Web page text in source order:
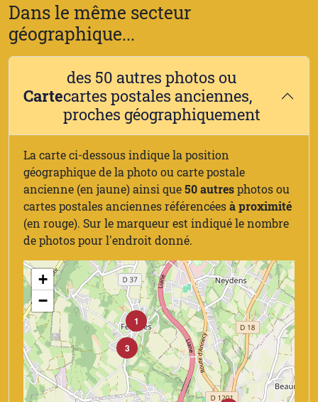
Dans le même secteur
géographique...
Carte
des 50 autres photos ou
cartes postales anciennes,
proches géographiquement
La carte ci-dessous indique la position
géographique de la photo ou carte postale
ancienne (en jaune) ainsi que50 autresphotos ou
cartes postales anciennes référencéesà proximité
(en rouge). Sur le marqueur est indiqué le nombre
de photos pour l'endroit donné.
3
1
+
−